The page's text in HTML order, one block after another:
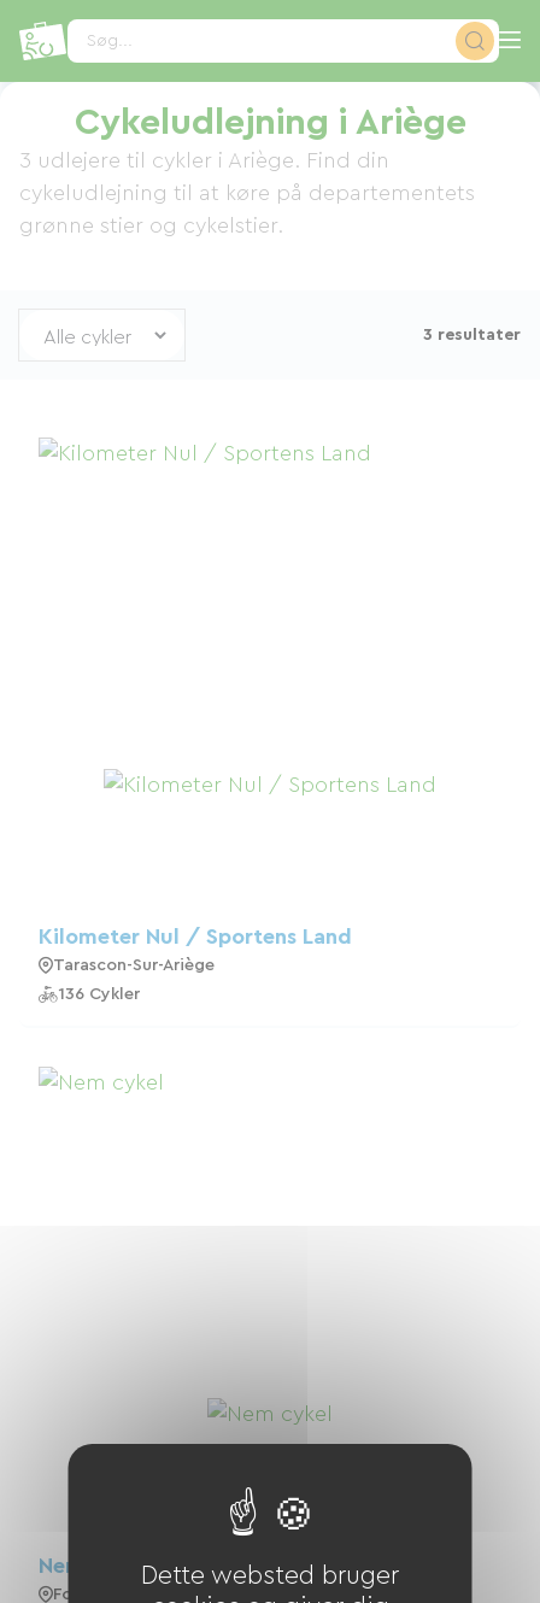
Søg...
Cykeludlejning i Ariège
3 udlejere til cykler i Ariège. Find din
cykeludlejning til at køre på departementets
grønne stier og cykelstier.
3 resultater
Kilometer Nul / Sportens Land
Tarascon-Sur-Ariège
136 Cykler
Nem Cykel
Foix
CCookie-styringspanel
Dette websted bruger